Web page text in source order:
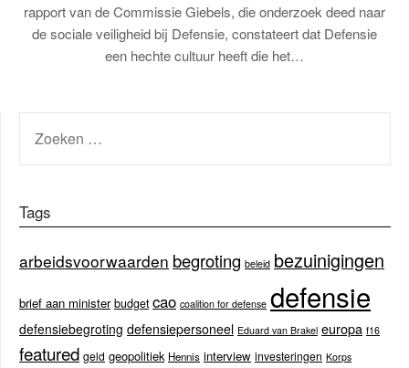
rapport van de Commissie Giebels, die onderzoek deed naar
de sociale veiligheid bij Defensie, constateert dat Defensie
een hechte cultuur heeft die het…
NAAR:
Tags
arbeidsvoorwaarden begroting beleid bezuinigingen
brief aan minister budget cao coalition for defense defensie
defensiebegroting defensiepersoneel Eduard van Brakel europa f16
featured geld geopolitiek Hennis interview investeringen Korps